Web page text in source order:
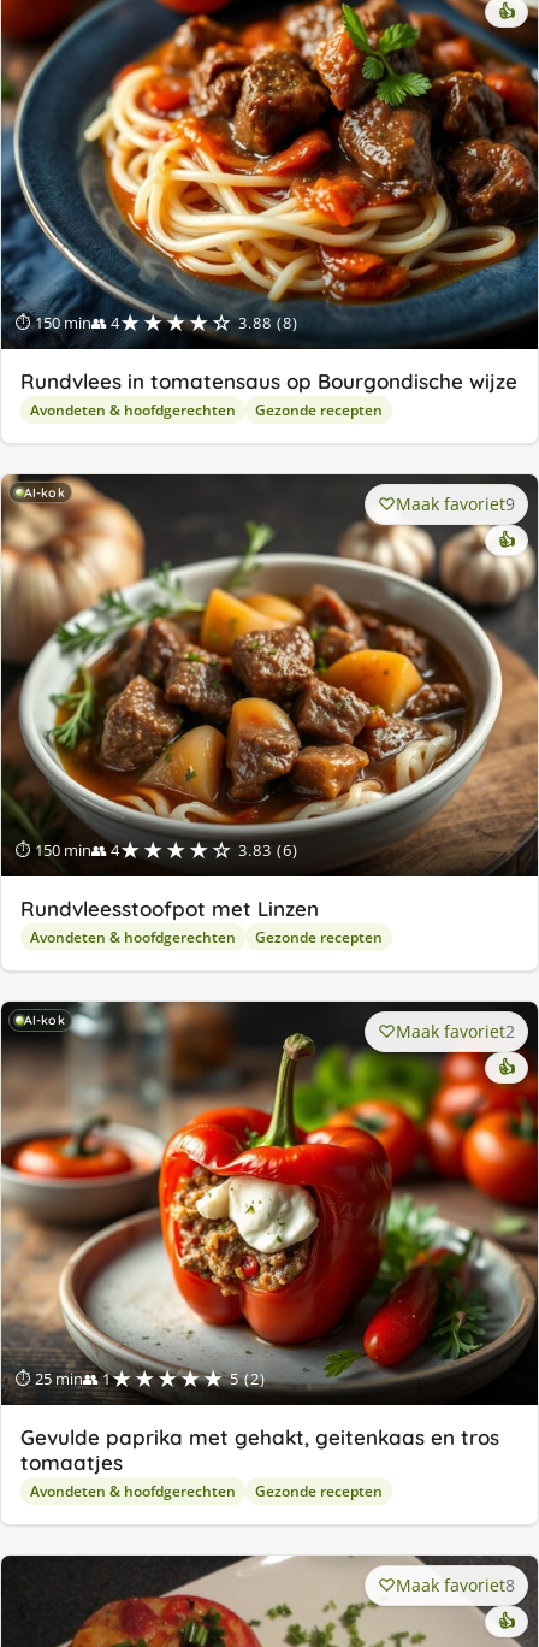
⏱ 150 min👥 4★★★★☆ 3.88 (8)
👍
Rundvlees in tomatensaus op Bourgondische wijze
Avondeten & hoofdgerechten Gezonde recepten
AI-kok
⏱ 150 min👥 4★★★★☆ 3.83 (6)
Maak favoriet9
👍
Rundvleesstoofpot met Linzen
Avondeten & hoofdgerechten Gezonde recepten
AI-kok
⏱ 25 min👥 1★★★★★ 5 (2)
Maak favoriet2
👍
Gevulde paprika met gehakt, geitenkaas en tros
tomaatjes
Avondeten & hoofdgerechten Gezonde recepten
Maak favoriet8
👍